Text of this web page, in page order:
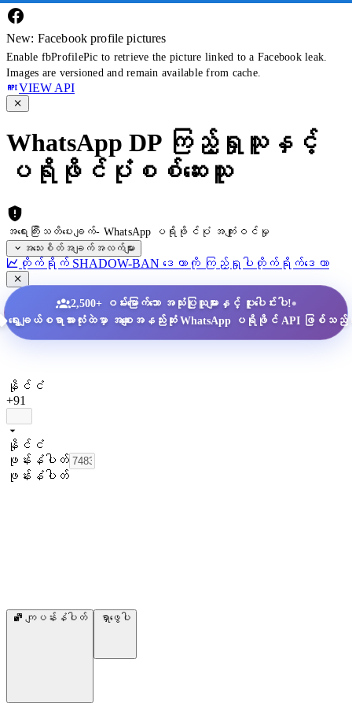
New: Facebook profile pictures
Enable fbProfilePic to retrieve the picture linked to a Facebook leak.
Images are versioned and remain available from cache.
VIEW API
WhatsApp DP ကြည့်ရှုသူနှင့်
ပရိုဖိုင်ပုံစစ်ဆေးသူ
အရေးကြီးသတိပေးချက်- WhatsApp ပရိုဖိုင်ပုံ အကျုံးဝင်မှု
အသေးစိတ်အချက်အလက်များ
တိုက်ရိုက် SHADOW-BAN ဒေတာကို ကြည့်ရှုပါ တိုက်ရိုက်ဒေတာ
2,500+ ဝမ်းမြောက်သော အသုံးပြုသူများနှင့် ပူးပေါင်းပါ!•
ရွေးချယ်စရာအားလုံးထဲမှာ အစျေးအနည်းဆုံး WhatsApp ပရိုဖိုင် API ဖြစ်သ
နိုင်ငံ
+91
နိုင်ငံ
ဖုန်းနံပါတ်
ဖုန်းနံပါတ်
ကျပန်းနံပါတ် ရှာဖွေပါ